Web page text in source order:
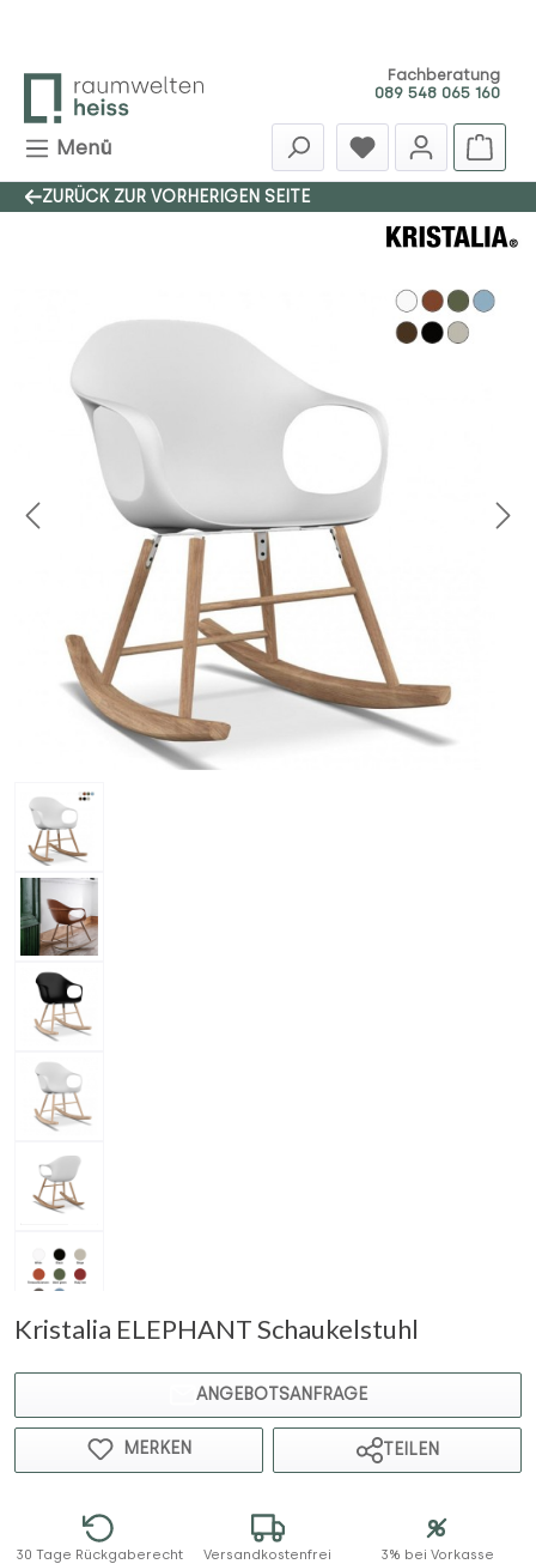
Fachberatung
089 548 065 160
Menü
ZURÜCK ZUR VORHERIGEN SEITE
Kristalia ELEPHANT Schaukelstuhl
ANGEBOTSANFRAGE
MERKEN TEILEN
30 Tage Rückgaberecht Versandkostenfrei 3% bei Vorkasse